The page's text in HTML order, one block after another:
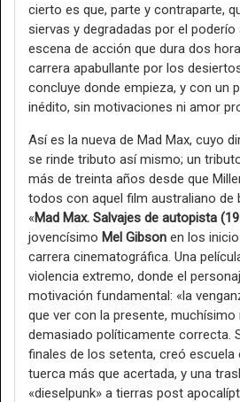
cierto es que, parte y contraparte,
siervas y degradadas por el
escena de acción que dura dos
carrera apabullante por los
concluye donde empieza, y con un
inédito, sin motivaciones ni amor
Así es la nueva de Mad Max, cuyo
se rinde tributo así mismo; un
más de treinta años desde que
todos con aquel film australiano de
«Mad Max. Salvajes de autopista
jovencísimo Mel Gibson en los
carrera cinematográfica. Una
violencia extremo, donde el
motivación fundamental: «la
que ver con la presente, muchísimo
demasiado políticamente correcta.
finales de los setenta, creó escuela
tuerca más que acertada, y una
«dieselpunk» a tierras post